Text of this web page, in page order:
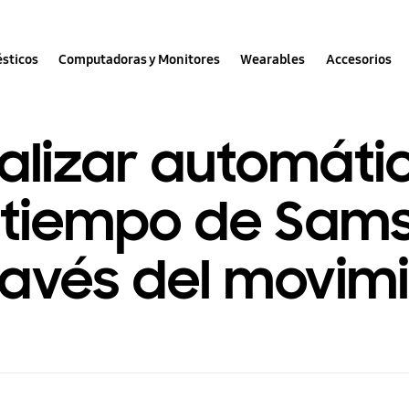
Computadoras y Monitores Wearables Accesorios
de
del